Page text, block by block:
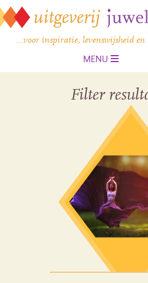
…voor inspiratie, levenswijsheid
MENU
Filter